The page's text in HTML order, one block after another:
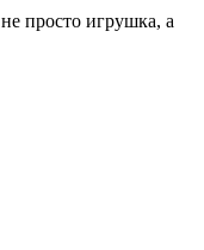
просто игрушка, а